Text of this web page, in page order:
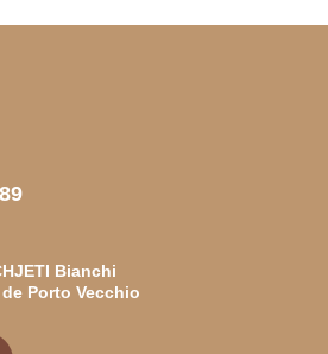
Bianchi
Porto Vecchio